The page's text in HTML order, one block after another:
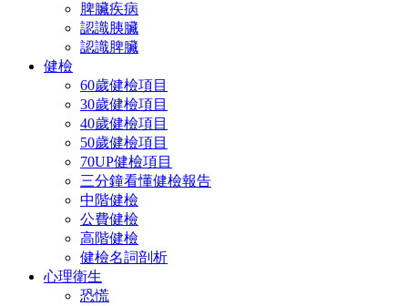
脾臟疾病
認識胰臟
認識脾臟
健檢
60歲健檢項目
30歲健檢項目
40歲健檢項目
50歲健檢項目
70UP健檢項目
三分鐘看懂健檢報告
中階健檢
公費健檢
高階健檢
健檢名詞剖析
心理衛生
恐慌